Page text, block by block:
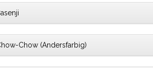
Chow (Andersfarbig)